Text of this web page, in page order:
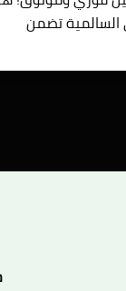
تضمن